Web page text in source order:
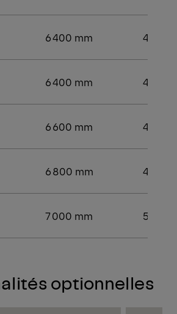
6 400 mm 4 400
6 400 mm 4 400
6 600 mm 4 800
6 800 mm 4 800
7 000 mm 5 000
optionnelles